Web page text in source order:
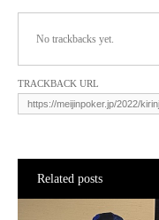
No trackbacks yet.
TRACKBACK URL
Related posts